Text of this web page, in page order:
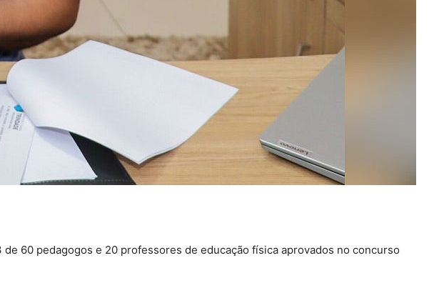
60 pedagogos e 20 professores de educação física aprovados no concurso